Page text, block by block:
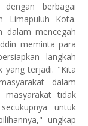
berbagai
Limapuluh Kota.
dalam mencegah
meminta para
langkah
yang terjadi. "Kita
dalam
masyarakat tidak
untuk
ungkap